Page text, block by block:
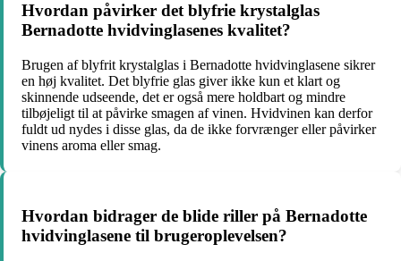
Hvordan påvirker det blyfrie krystalglas
Bernadotte hvidvinglasenes kvalitet?
Brugen af blyfrit krystalglas i Bernadotte hvidvinglasene sikrer
en høj kvalitet. Det blyfrie glas giver ikke kun et klart og
skinnende udseende, det er også mere holdbart og mindre
tilbøjeligt til at påvirke smagen af vinen. Hvidvinen kan derfor
fuldt ud nydes i disse glas, da de ikke forvrænger eller påvirker
vinens aroma eller smag.
Hvordan bidrager de blide riller på Bernadotte
hvidvinglasene til brugeroplevelsen?